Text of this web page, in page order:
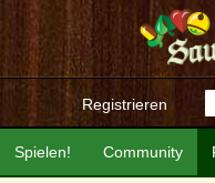
Registrieren
Community
Spielen!